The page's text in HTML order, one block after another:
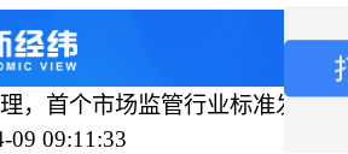
，首个市场监管行业标准发布
09 09:11:33